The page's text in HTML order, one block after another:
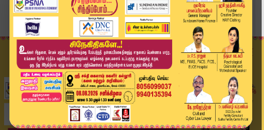
Home
வீடியோ ஸ்டோரி
வாயு கசிவு விவகாரத்தில் அதிர்ச்சி.. சிகிச்சை பல...